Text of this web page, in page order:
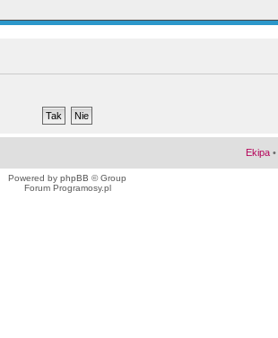
Ekipa •
Powered by phpBB © Group
Forum Programosy.pl